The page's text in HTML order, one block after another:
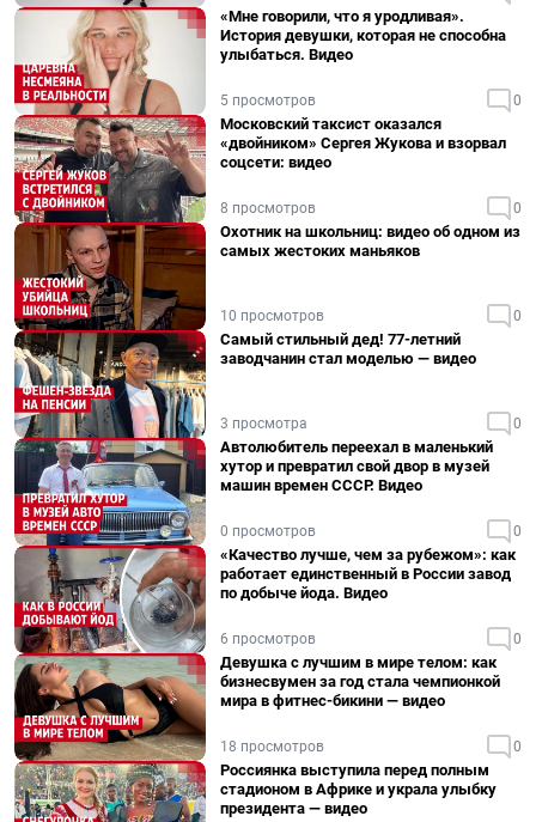
«Мне говорили, что я уродливая».
История девушки, которая не способна
улыбаться. Видео
5 просмотров 0
Московский таксист оказался
«двойником» Сергея Жукова и взорвал
соцсети: видео
8 просмотров 0
Охотник на школьниц: видео об одном из
самых жестоких маньяков
10 просмотров 0
Самый стильный дед! 77-летний
заводчанин стал моделью — видео
3 просмотра 0
Автолюбитель переехал в маленький
хутор и превратил свой двор в музей
машин времен СССР. Видео
0 просмотров 0
«Качество лучше, чем за рубежом»: как
работает единственный в России завод
по добыче йода. Видео
6 просмотров 0
Девушка с лучшим в мире телом: как
бизнесвумен за год стала чемпионкой
мира в фитнес-бикини — видео
18 просмотров 0
Россиянка выступила перед полным
стадионом в Африке и украла улыбку
президента — видео